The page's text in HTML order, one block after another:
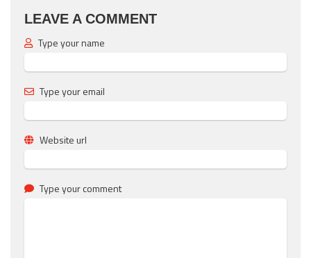
LEAVE A COMMENT
Type your name
Type your email
Website url
Type your comment